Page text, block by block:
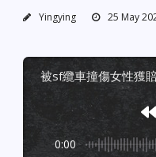
Yingying 25 May
被sf纜車撞傷女性獲
0:00